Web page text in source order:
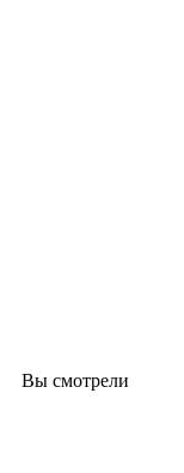
Вы смотрели